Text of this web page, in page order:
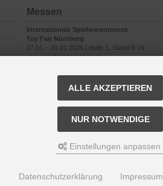
Messen
Internationale Spielwarenmesse
Toy Fair Nürnberg
27.01. - 31.01.2026 | Halle 1, Stand B 16
www.spielwarenmesse.de
ALLE AKZEPTIEREN
NUR NOTWENDIGE
Einstellungen anpassen
Datenschutzerklärung Impressum